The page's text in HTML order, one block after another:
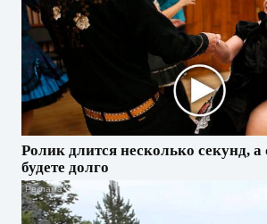
Ролик длится несколько секунд, а
будете долго